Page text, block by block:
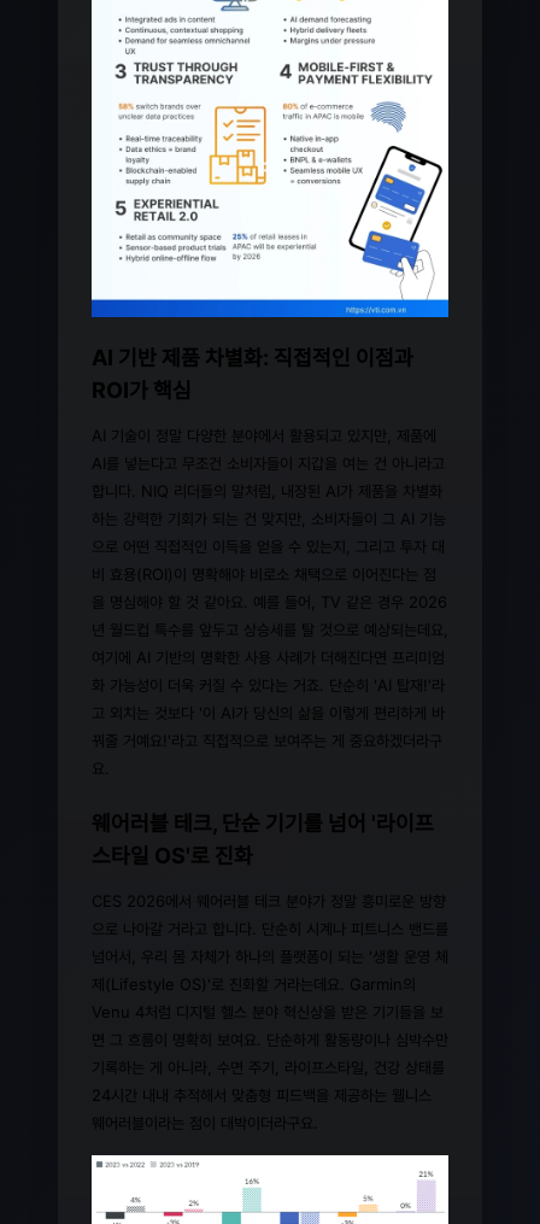
AI 기반 제품 차별화: 직접적인 이점과
ROI가 핵심
AI 기술이 정말 다양한 분야에서 활용되고 있지만, 제품에
AI를 넣는다고 무조건 소비자들이 지갑을 여는 건 아니라고
합니다. NIQ 리더들의 말처럼, 내장된 AI가 제품을 차별화
하는 강력한 기회가 되는 건 맞지만, 소비자들이 그 AI 기능
으로 어떤 직접적인 이득을 얻을 수 있는지, 그리고 투자 대
비 효용(ROI)이 명확해야 비로소 채택으로 이어진다는 점
을 명심해야 할 것 같아요. 예를 들어, TV 같은 경우 2026
년 월드컵 특수를 앞두고 상승세를 탈 것으로 예상되는데요,
여기에 AI 기반의 명확한 사용 사례가 더해진다면 프리미엄
화 가능성이 더욱 커질 수 있다는 거죠. 단순히 'AI 탑재!'라
고 외치는 것보다 '이 AI가 당신의 삶을 이렇게 편리하게 바
꿔줄 거예요!'라고 직접적으로 보여주는 게 중요하겠더라구
요.
웨어러블 테크, 단순 기기를 넘어 '라이프
스타일 OS'로 진화
CES 2026에서 웨어러블 테크 분야가 정말 흥미로운 방향
으로 나아갈 거라고 합니다. 단순히 시계나 피트니스 밴드를
넘어서, 우리 몸 자체가 하나의 플랫폼이 되는 '생활 운영 체
제(Lifestyle OS)'로 진화할 거라는데요. Garmin의
Venu 4처럼 디지털 헬스 분야 혁신상을 받은 기기들을 보
면 그 흐름이 명확히 보여요. 단순하게 활동량이나 심박수만
기록하는 게 아니라, 수면 주기, 라이프스타일, 건강 상태를
24시간 내내 추적해서 맞춤형 피드백을 제공하는 웰니스
웨어러블이라는 점이 대박이더라구요.